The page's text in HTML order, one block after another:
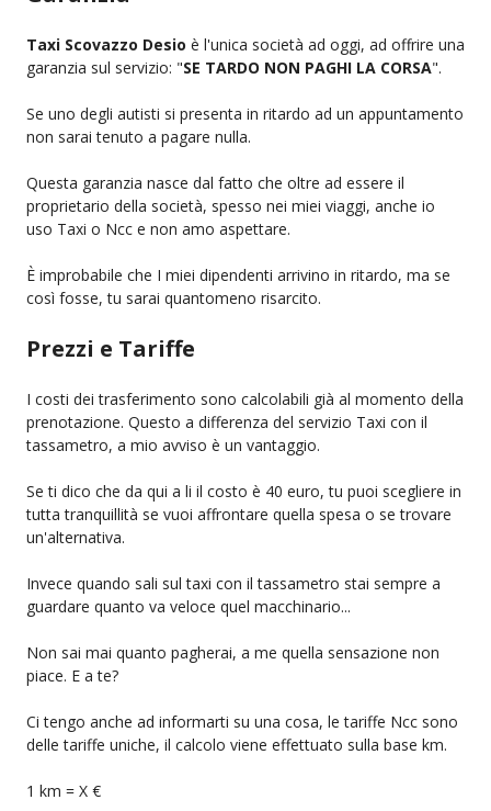
Taxi Scovazzo Desio è l'unica società ad oggi, ad offrire una
garanzia sul servizio: "SE TARDO NON PAGHI LA CORSA".
Se uno degli autisti si presenta in ritardo ad un appuntamento
non sarai tenuto a pagare nulla.
Questa garanzia nasce dal fatto che oltre ad essere il
proprietario della società, spesso nei miei viaggi, anche io
uso Taxi o Ncc e non amo aspettare.
È improbabile che I miei dipendenti arrivino in ritardo, ma se
così fosse, tu sarai quantomeno risarcito.
Prezzi e Tariffe
I costi dei trasferimento sono calcolabili già al momento della
prenotazione. Questo a differenza del servizio Taxi con il
tassametro, a mio avviso è un vantaggio.
Se ti dico che da qui a li il costo è 40 euro, tu puoi scegliere in
tutta tranquillità se vuoi affrontare quella spesa o se trovare
un'alternativa.
Invece quando sali sul taxi con il tassametro stai sempre a
guardare quanto va veloce quel macchinario...
Non sai mai quanto pagherai, a me quella sensazione non
piace. E a te?
Ci tengo anche ad informarti su una cosa, le tariffe Ncc sono
delle tariffe uniche, il calcolo viene effettuato sulla base km.
1 km = X €